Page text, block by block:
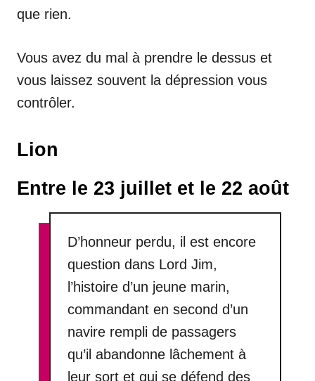
que rien.
Vous avez du mal à prendre le dessus et
vous laissez souvent la dépression vous
contrôler.
Lion
Entre le 23 juillet et le 22 août
D’honneur perdu, il est encore
question dans Lord Jim,
l’histoire d’un jeune marin,
commandant en second d’un
navire rempli de passagers
qu’il abandonne lâchement à
leur sort et qui se défend des